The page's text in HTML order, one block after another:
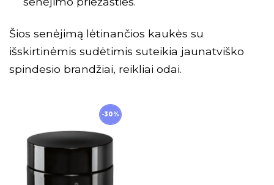
Šios senėjimą lėtinančios kaukės su
išskirtinėmis sudėtimis suteikia jaunatviško
spindesio brandžiai, reikliai odai.
-30%